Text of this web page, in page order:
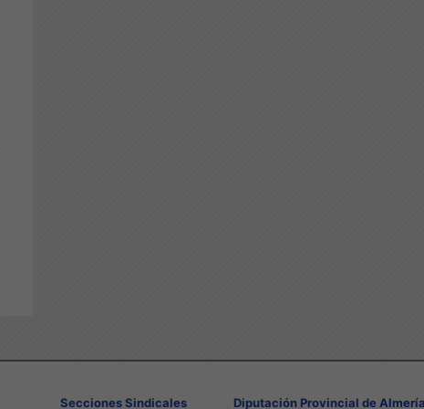
Secciones Sindicales Diputación Provincial de